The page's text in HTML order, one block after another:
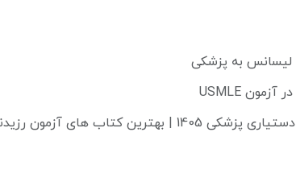
لیسانس به پزشکی
کتاب های آزمون رزیدنتی 2025